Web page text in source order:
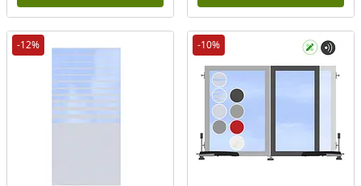
-12% -10%